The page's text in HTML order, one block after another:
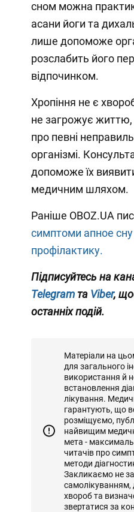
сном можна
асани йоги та
лише допоможе
розслабить його
відпочинком.
Хропіння не є
не загрожує
про певні
організмі.
допоможе їх
медичним шляхом.
Раніше OBOZ.UA
симптоми апное сну
профілактику.
Підписуйтесь на
Telegram та Viber,
останніх подій.
Матеріали на
для загального
використання й
встановлення
лікування.
гарантують, що
розміщуємо,
найвищим
мета -
читачів про
методи
Закликаємо не
самолікуванням,
хвороб та
звертатися за